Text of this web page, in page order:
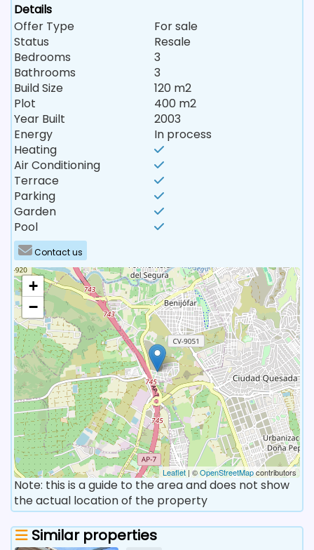
Details
Offer Type
For sale
Status
Resale
Bedrooms
3
Bathrooms
3
Build Size
120 m2
Plot
400 m2
Year Built
2003
Energy
In process
Heating
Air Conditioning
Terrace
Parking
Garden
Pool
Contact us
+
−
Leaflet | ©OpenStreetMapcontributors
Note: this is a guide to the area and does not show
the actual location of the property
Similar properties